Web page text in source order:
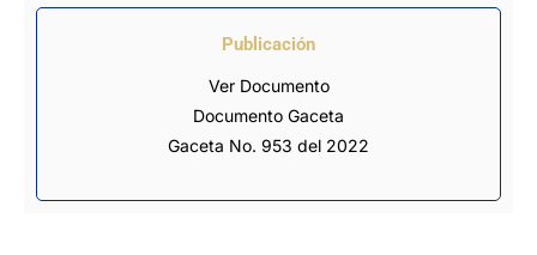
Publicación
Ver Documento
Documento Gaceta
Gaceta No. 953 del 2022